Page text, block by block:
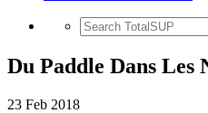
Du Paddle Dans Les
23 Feb 2018